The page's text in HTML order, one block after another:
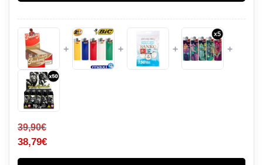
+ + + +
39,90€
38,79€